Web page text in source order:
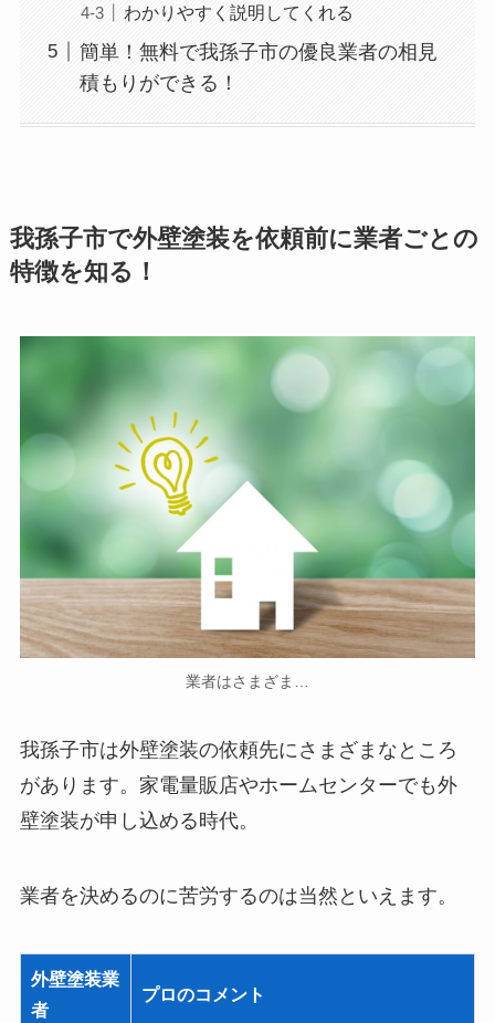
わかりやすく説明してくれる
簡単！無料で我孫子市の優良業者の相見
積もりができる！
我孫子市で外壁塗装を依頼前に業者ごとの
特徴を知る！
業者はさまざま…
我孫子市は外壁塗装の依頼先にさまざまなところ
があります。家電量販店やホームセンターでも外
壁塗装が申し込める時代。
業者を決めるのに苦労するのは当然といえます。
外壁塗装業
者
プロのコメント